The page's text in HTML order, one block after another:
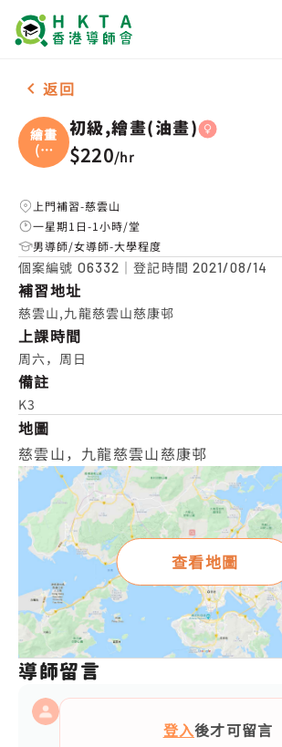
女-1名 初級,繪畫(油畫)，慈雲山 補習
返回
繪畫
(油
畫
初級,繪畫(油畫)
$220/hr
上門補習-慈雲山
一星期1日-1小時/堂
男導師/女導師-大學程度
個案編號 O6332 ｜登記時間 2021/08/14
補習地址
慈雲山,九龍慈雲山慈康邨
上課時間
周六，周日
備註
K3
地圖
慈雲山，九龍慈雲山慈康邨
查看地圖
導師留言
登入後才可留言